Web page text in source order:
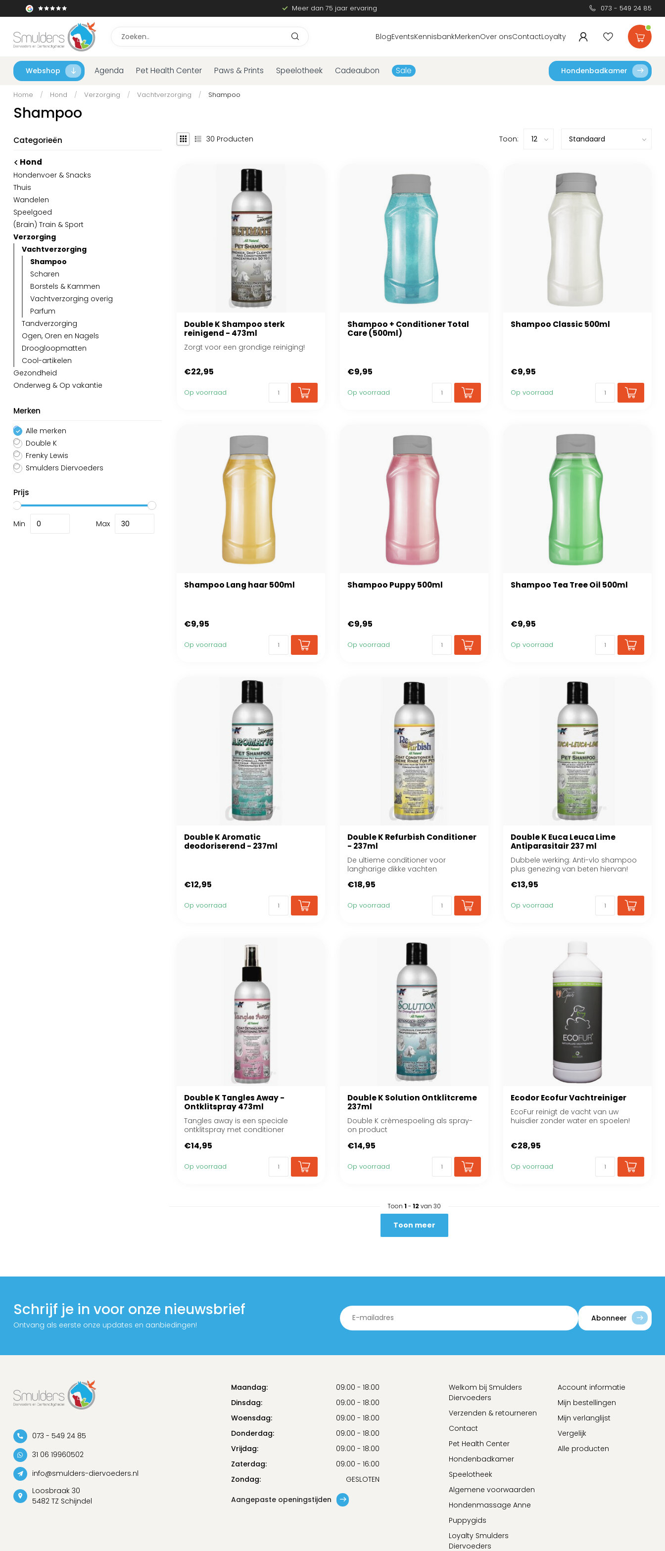
Meer dan 75 jaar ervaring 073 - 549 24 85
BlogEventsKennisbankMerkenOver onsContactLoyalty
Webshop Agenda Pet Health Center Paws & Prints Speelotheek Cadeaubon Sale Hondenbadkamer
Home / Hond / Verzorging / Vachtverzorging / Shampoo
Shampoo
Categorieën
Hond
Hondenvoer & Snacks
Thuis
Wandelen
Speelgoed
(Brain) Train & Sport
Verzorging
Vachtverzorging
Shampoo
Scharen
Borstels & Kammen
Vachtverzorging overig
Parfum
Tandverzorging
Ogen, Oren en Nagels
Droogloopmatten
Cool-artikelen
Gezondheid
Onderweg & Op vakantie
Merken
Alle merken
Double K
Frenky Lewis
Smulders Diervoeders
Prijs
Min Max
30 Producten Toon:
Double K Shampoo sterk
reinigend - 473ml
Zorgt voor een grondige reiniging!
€22,95
Op voorraad
Shampoo + Conditioner Total
Care (500ml)
€9,95
Op voorraad
Shampoo Classic 500ml
€9,95
Op voorraad
Shampoo Lang haar 500ml
€9,95
Op voorraad
Shampoo Puppy 500ml
€9,95
Op voorraad
Shampoo Tea Tree Oil 500ml
€9,95
Op voorraad
Double K Aromatic
deodoriserend - 237ml
€12,95
Op voorraad
Double K Refurbish Conditioner
- 237ml
De ultieme conditioner voor
langharige dikke vachten
€18,95
Op voorraad
Double K Euca Leuca Lime
Antiparasitair 237 ml
Dubbele werking: Anti-vlo shampoo
plus genezing van beten hiervan!
€13,95
Op voorraad
Double K Tangles Away -
Ontklitspray 473ml
Tangles away is een speciale
ontklitspray met conditioner
€14,95
Op voorraad
Double K Solution Ontklitcreme
237ml
Double K crèmespoeling als spray-
on product
€14,95
Op voorraad
Ecodor Ecofur Vachtreiniger
EcoFur reinigt de vacht van uw
huisdier zonder water en spoelen!
€28,95
Op voorraad
Toon 1- 12 van 30
Toon meer
Schrijf je in voor onze nieuwsbrief
Ontvang als eerste onze updates en aanbiedingen!
Abonneer
073 - 549 24 85
31 06 19960502
info@smulders-diervoeders.nl
Loosbraak 30
5482 TZ Schijndel
Maandag:
09:00 - 18:00
Dinsdag:
09:00 - 18:00
Woensdag:
09:00 - 18:00
Donderdag:
09:00 - 18:00
Vrijdag:
09:00 - 18:00
Zaterdag:
09:00 - 16:00
Zondag:
GESLOTEN
Aangepaste openingstijden
Welkom bij Smulders
Diervoeders
Verzenden & retourneren
Contact
Pet Health Center
Hondenbadkamer
Speelotheek
Algemene voorwaarden
Hondenmassage Anne
Puppygids
Loyalty Smulders
Diervoeders
Account informatie
Mijn bestellingen
Mijn verlanglijst
Vergelijk
Alle producten